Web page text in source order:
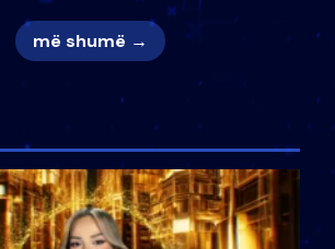
më shumë →